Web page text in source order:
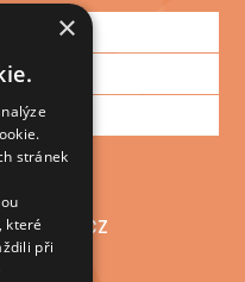
571
×
stránek
které
při